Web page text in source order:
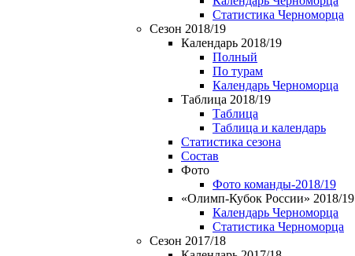
Статистика Черноморца
Сезон 2018/19
Календарь 2018/19
Полный
По турам
Календарь Черноморца
Таблица 2018/19
Таблица
Таблица и календарь
Статистика сезона
Состав
Фото
Фото команды-2018/19
«Олимп-Кубок России» 2018/19
Календарь Черноморца
Статистика Черноморца
Сезон 2017/18